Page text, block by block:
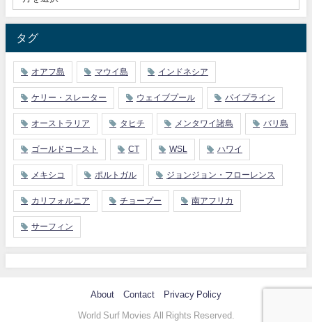
タグ
オアフ島 マウイ島 インドネシア
ケリー・スレーター ウェイブプール パイプライン
オーストラリア タヒチ メンタワイ諸島 バリ島
ゴールドコースト CT WSL ハワイ
メキシコ ポルトガル ジョンジョン・フローレンス
カリフォルニア チョープー 南アフリカ
サーフィン
About Contact Privacy Policy
World Surf Movies All Rights Reserved.